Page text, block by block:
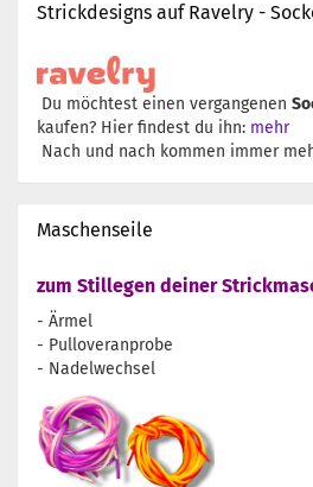
Strickdesigns auf Ravelry -
Du möchtest einen vergangenen
kaufen? Hier findest du ihn: mehr
Nach und nach kommen immer
Maschenseile
zum Stillegen deiner
- Ärmel
- Pulloveranprobe
- Nadelwechsel